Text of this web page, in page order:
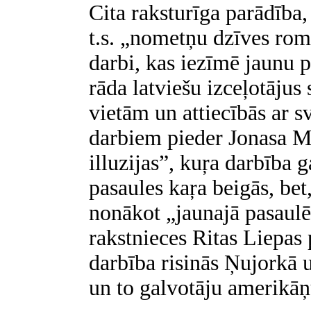
Cita raksturīga
t.s. „nometņu dzīves
darbi, kas iezīmē jaunu
rāda latviešu izceļotājus
vietām un attiecībās ar
darbiem pieder Jonasa
illuzijas”, kuŗa darbība
pasaules kaŗa beigās,
nonākot „jaunajā
rakstnieces Ritas Liepas
darbība risinās Ņujorkā
un to galvotāju